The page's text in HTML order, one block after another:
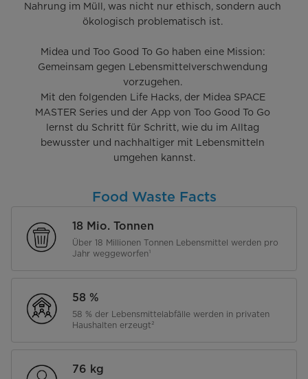
Nahrung im Müll, was nicht nur ethisch, sondern auch
ökologisch problematisch ist.
Midea und Too Good To Go haben eine Mission:
Gemeinsam gegen Lebensmittelverschwendung
vorzugehen.
Mit den folgenden Life Hacks, der Midea SPACE
MASTER Series und der App von Too Good To Go
lernst du Schritt für Schritt, wie du im Alltag
bewusster und nachhaltiger mit Lebensmitteln
Food Waste Facts
18 Mio. Tonnen
Über 18 Millionen Tonnen Lebensmittel werden pro
Jahr weggeworfen¹
58 %
58 % der Lebensmittelabfälle werden in privaten
Haushalten erzeugt²
76 kg